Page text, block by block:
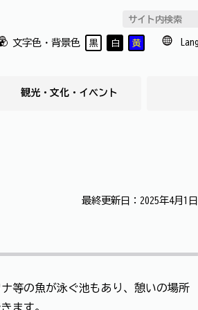
文字色・背景色 黒 白 黄
観光・文化・イベント
最終更新日：2025年4月1日
等の魚が泳ぐ池もあり、憩いの場所
ます。